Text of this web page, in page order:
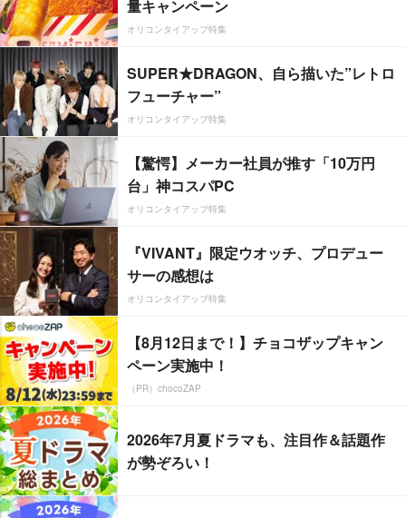
量キャンペーン
オリコンタイアップ特集
SUPER★DRAGON、自ら描いた”レトロ
フューチャー”
オリコンタイアップ特集
【驚愕】メーカー社員が推す「10万円
台」神コスパPC
オリコンタイアップ特集
『VIVANT』限定ウオッチ、プロデュー
サーの感想は
オリコンタイアップ特集
【8月12日まで！】チョコザップキャン
ペーン実施中！
（PR）chocoZAP
2026年7月夏ドラマも、注目作＆話題作
が勢ぞろい！